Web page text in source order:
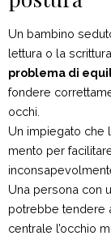
Un bambino
lettura o la
problema di
fondere
occhi.
Un impiegato che
mento per
Una persona con
potrebbe tendere
centrale l’occhio